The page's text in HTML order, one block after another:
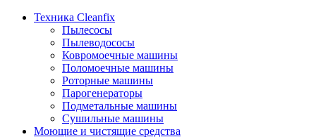
Техника Cleanfix
Пылесосы
Пылеводососы
Ковромоечные машины
Поломоечные машины
Роторные машины
Парогенераторы
Подметальные машины
Сушильные машины
Моющие и чистящие средства